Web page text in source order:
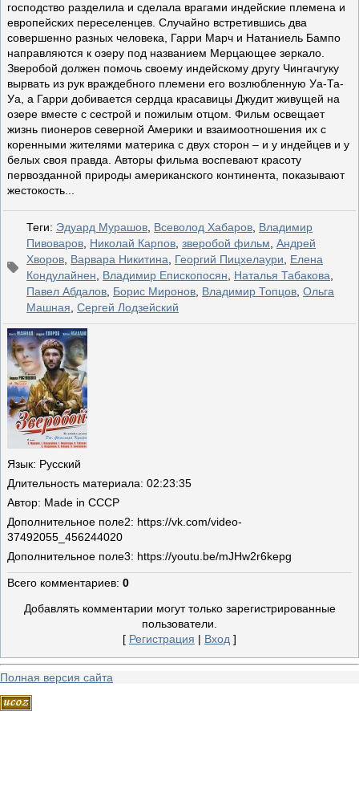
господство разделила и сделала врагами индейские племена и
европейских переселенцев. Случайно встретившись два
совершенно разных человека, Гарри Марч и Натаниель Бампо
направляются к озеру под названием Мерцающее зеркало.
Зверобой должен помочь своему индейскому другу Чингачгуку
вырвать из рук враждебного племени его возлюбленную Уа-Та-
Уа, а Гарри добивается сердца красавицы Джудит живущей на
озере вместе с сестрой и пожилым отцом. Фильм освещает
жизнь пионеров северной Америки и взаимоотношения их с
коренными жителями материка с двух сторон – и у индейцев и у
белых своя правда. Авторы фильма воспевают красоту
первозданной природы американского континента, показывают
жестокость...
Теги: Эдуард Мурашов Всеволод Хабаров Владимир
Пивоваров Николай Карпов зверобой фильм Андрей
Хворов Варвара Никитина Георгий Пицхелаури
Елена
Кондулайнен
Владимир Епископосян Наталья Табакова
Павел Абдалов Борис Миронов Владимир Топцов Ольга
Машная Сергей Лодзейский
Язык: Русский
Длительность материала: 02:23:35
Автор: Made in СССР
Дополнительное поле2: https://vk.com/video-
37492055_456244020
Дополнительное поле3: https://youtu.be/mJHw2r6kepg
Всего комментариев: 0
Добавлять комментарии могут только зарегистрированные
пользователи.
[ Регистрация | Вход ]
Полная версия сайта